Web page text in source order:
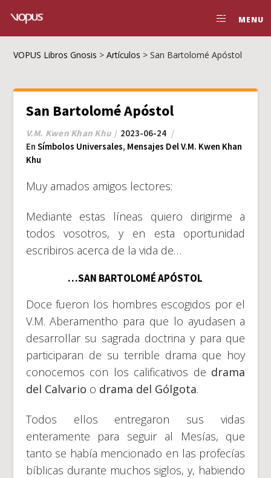
MENU
VOPUS Libros Gnosis >Artículos >San Bartolomé Apóstol
San Bartolomé Apóstol
V.M. Kwen Khan Khu
2023-06-24
En Símbolos Universales, Mensajes Del V.M. Kwen Khan
Khu
Muy amados amigos lectores:
Mediante estas líneas quiero dirigirme a
todos vosotros, y en esta oportunidad
escribiros acerca de la vida de…
…SAN BARTOLOMÉ APÓSTOL
Doce fueron los hombres escogidos por el
V.M. Aberamentho para que lo ayudasen a
desarrollar su sagrada doctrina y para que
participaran de su terrible drama que hoy
conocemos con los calificativos de drama
del Calvario o drama del Gólgota.
Todos ellos entregaron sus vidas
enteramente para seguir al Mesías, que
tanto se había mencionado en las profecías
bíblicas durante muchos siglos, y, habiendo